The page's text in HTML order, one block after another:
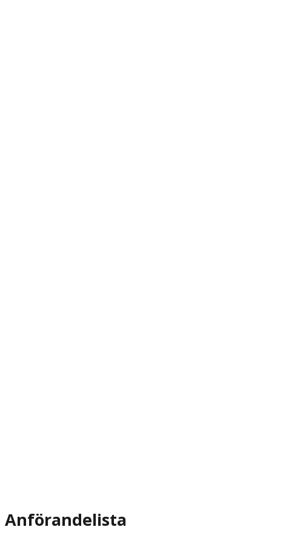
Anförandelista